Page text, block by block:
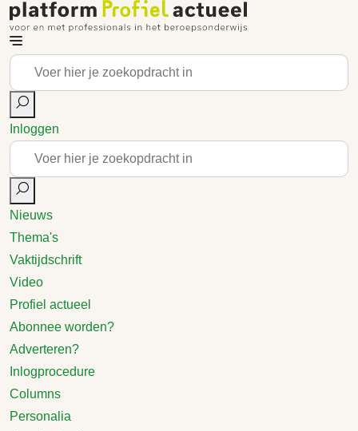
Inloggen
Nieuws
Thema's
Vaktijdschrift
Video
Profiel actueel
Abonnee worden?
Adverteren?
Inlogprocedure
Columns
Personalia